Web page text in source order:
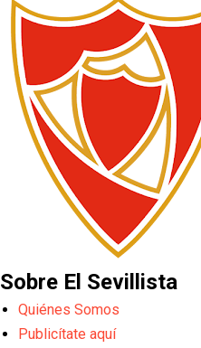
Sobre El Sevillista
Quiénes Somos
Publicítate aquí